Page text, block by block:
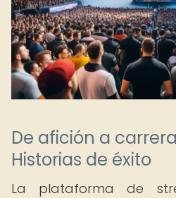
De afición a
Historias de éxito
La plataforma de